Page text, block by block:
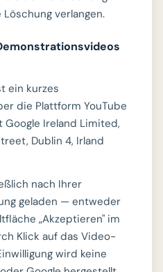
verlangen.
ein kurzes
die Plattform YouTube
Ireland Limited,
Dublin 4, Irland
nach Ihrer
geladen — entweder
„Akzeptieren" im
Klick auf das Video-
wird keine